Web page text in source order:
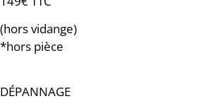
(hors vidange)
*hors pièce
DÉPANNAGE